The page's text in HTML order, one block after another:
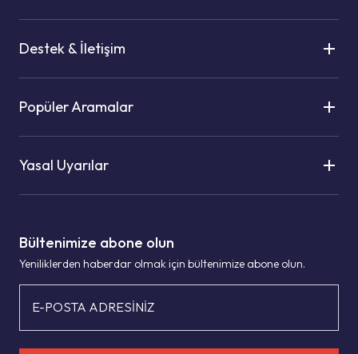
Bültenimize abone olun
Yeniliklerden haberdar olmak için bültenimize abone olun.
E-POSTA ADRESİNİZ
Destek & İletişim
Popüler Aramalar
Yasal Uyarılar